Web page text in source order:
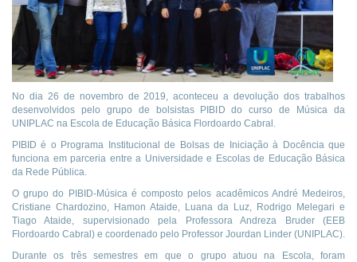
No dia 26 de novembro de 2019, aconteceu a devolução dos trabalhos
desenvolvidos pelo grupo de bolsistas PIBID do curso de Música da
UNIPLAC na Escola de Educação Básica Flordoardo Cabral.
PIBID é o Programa Institucional de Bolsas de Iniciação à Docência que
funciona em parceria entre a Universidade e Escolas de Educação Básica
da Rede Pública.
O grupo do PIBID-Música é composto pelos acadêmicos André Medeiros,
Cristiane Chardozino, Hamon Ataide, Luana da Luz, Rodrigo Melegari e
Tiago Ataide, supervisionado pela Professora Andreza Bruder (EEB
Flordoardo Cabral) e coordenado pelo Professor Jourdan Linder (UNIPLAC).
Durante os três semestres em que o grupo atuou na Escola, foram